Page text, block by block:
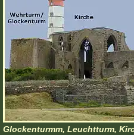
Glockenturmm, Leuchtturm,